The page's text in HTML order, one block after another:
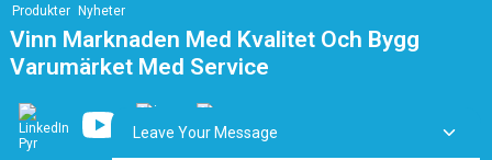
Produkter Nyheter
Vinn Marknaden Med Kvalitet Och Bygg
Varumärket Med Service
Leave Your Message